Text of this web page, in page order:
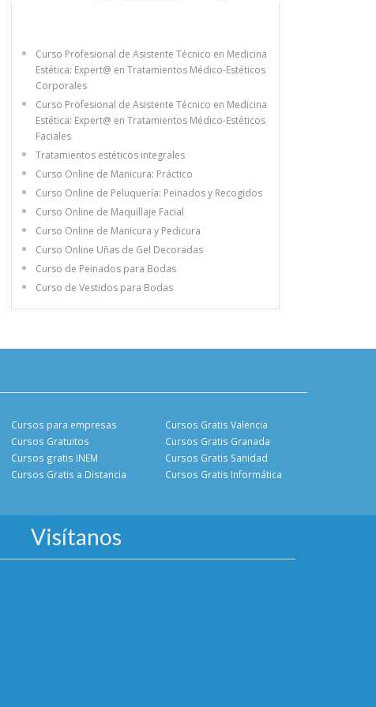
Curso Profesional de Asistente Técnico en Medicina
Estética: Expert@ en Tratamientos Médico-Estéticos
Corporales
Curso Profesional de Asistente Técnico en Medicina
Estética: Expert@ en Tratamientos Médico-Estéticos
Faciales
Tratamientos estéticos integrales
Curso Online de Manicura: Práctico
Curso Online de Peluquería: Peinados y Recogidos
Curso Online de Maquillaje Facial
Curso Online de Manicura y Pedicura
Curso Online Uñas de Gel Decoradas
Curso de Peinados para Bodas
Curso de Vestidos para Bodas
Cursos para empresas
Cursos Gratuitos
Cursos gratis INEM
Cursos Gratis a Distancia
Cursos Gratis Valencia
Cursos Gratis Granada
Cursos Gratis Sanidad
Cursos Gratis Informática
Visítanos